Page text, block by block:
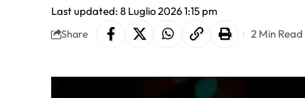
Last updated: 8 Luglio 2026 1:15 pm
Share 2 Min Read